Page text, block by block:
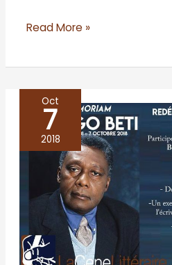
Read More »
Oct
7
2018
Jeu-
concours:
hommage
Mongo
2018